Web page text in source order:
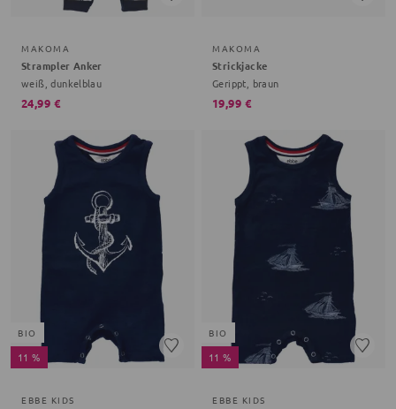
MAKOMA
Strampler Anker
weiß, dunkelblau
24,99 €
MAKOMA
Strickjacke
Gerippt, braun
19,99 €
BIO
11 %
EBBE KIDS
BIO
11 %
EBBE KIDS